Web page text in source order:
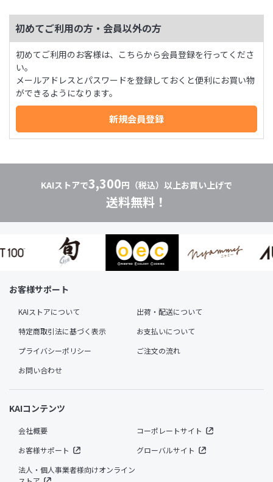
初めてご利用の方・会員以外の方
初めてご利用のお客様は、こちらから会員登録を行ってくださ
い。
メールアドレスとパスワードを登録しておくと便利にお買い物
ができるようになります。
KAIストアで3,300円（税込）以上お買い上げで
送料無料！
お客様サポート
KAIストアについて
出荷・配送について
特定商取引法に基づく表示
お支払いについて
プライバシーポリシー
ご注文の流れ
お問い合わせ
KAIコンテンツ
会社概要
コーポレートサイト
お客様サポート
グローバルサイト
法人・個人事業者様向けオンライン